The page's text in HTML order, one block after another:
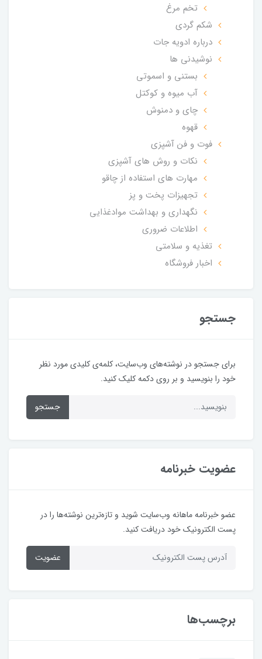
تخم مرغ
شکم گردی
درباره ادویه جات
نوشیدنی ها
بستنی و اسموتی
آب میوه و کوکتل
چای و دمنوش
قهوه
فوت و فن آشپزی
نکات و روش های آشپزی
مهارت های استفاده از چاقو
تجهیزات پخت و پز
نگهداری و بهداشت موادغذایی
اطلاعات ضروری
تغذیه و سلامتی
اخبار فروشگاه
جستجو
برای جستجو در نوشته‌های وب‌سایت، کلمه‌ی کلیدی مورد نظر
خود را بنویسید و بر روی دکمه کلیک کنید.
جستجو
عضویت خبرنامه
عضو خبرنامه ماهانه وب‌سایت شوید و تازه‌ترین نوشته‌ها را در
پست الکترونیک خود دریافت کنید.
عضویت
برچسب‌ها